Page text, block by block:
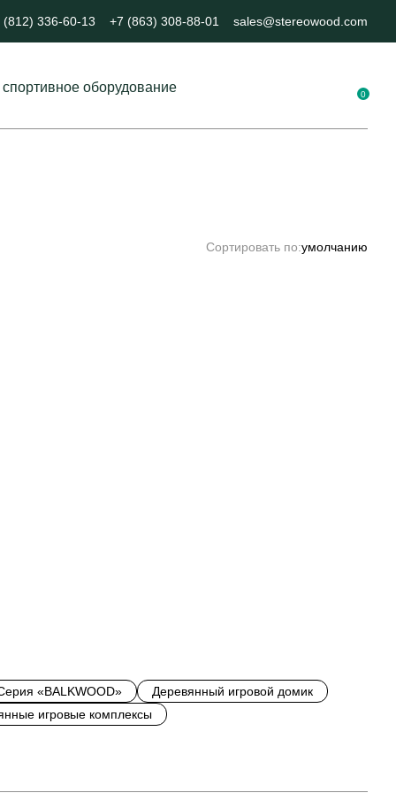
(812) 336-60-13 +7 (863) 308-88-01 sales@stereowood.com
оборудование 0
Сортировать по:умолчанию
«BALKWOOD»
Деревянный игровой домик
игровые комплексы